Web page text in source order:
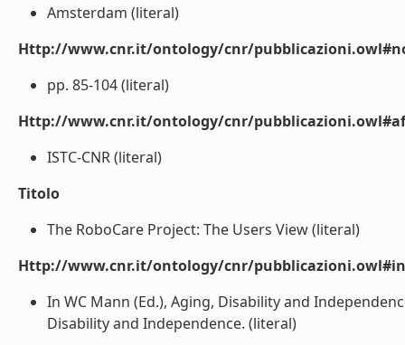
Amsterdam (literal)
Http://www.cnr.it/ontology/cnr/
pp. 85-104 (literal)
Http://www.cnr.it/ontology/cnr/
ISTC-CNR (literal)
Titolo
The RoboCare Project: The Users View (literal)
Http://www.cnr.it/ontology/cnr/
In WC Mann (Ed.), Aging, Disability and
Disability and Independence. (literal)